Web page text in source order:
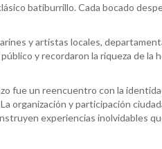
batiburrillo. Cada bocado
y artistas locales,
y recordaron la riqueza de la
fue un reencuentro con la
organización y participación
experiencias inolvidables